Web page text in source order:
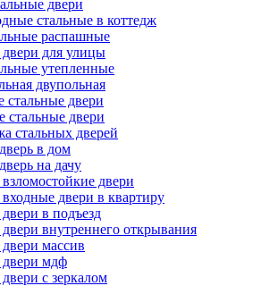
двери
стальные в коттедж
распашные
для улицы
утепленные
двупольная
двери
стальные двери
стальных дверей
в дом
на дачу
двери
двери в квартиру
в подъезд
внутреннего открывания
массив
мдф
с зеркалом